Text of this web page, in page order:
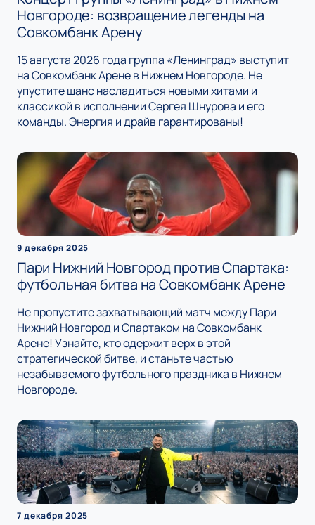
Новгороде: возвращение легенды на
Совкомбанк Арену
15 августа 2026 года группа «Ленинград» выступит
на Совкомбанк Арене в Нижнем Новгороде. Не
упустите шанс насладиться новыми хитами и
классикой в исполнении Сергея Шнурова и его
команды. Энергия и драйв гарантированы!
9 декабря 2025
Пари Нижний Новгород против Спартака:
футбольная битва на Совкомбанк Арене
Не пропустите захватывающий матч между Пари
Нижний Новгород и Спартаком на Совкомбанк
Арене! Узнайте, кто одержит верх в этой
стратегической битве, и станьте частью
незабываемого футбольного праздника в Нижнем
Новгороде.
7 декабря 2025